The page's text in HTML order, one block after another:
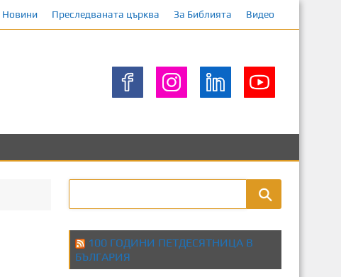
Новини Преследваната църква За Библията Видео
100 ГОДИНИ ПЕТДЕСЯТНИЦА В
БЪЛГАРИЯ